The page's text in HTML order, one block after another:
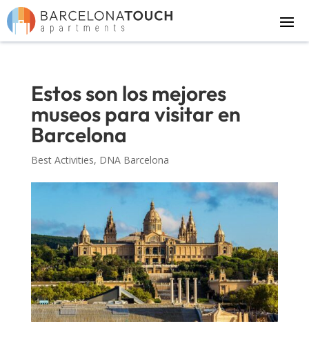
Estos son los mejores
museos para visitar en
Barcelona
Best Activities, DNA Barcelona